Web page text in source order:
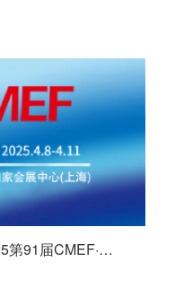
Martin将参展2025第91届CMEF·中国国际医疗器械(春季)博览会